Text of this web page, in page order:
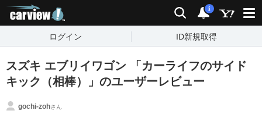
検索 通知
i
ログイン ID新規取得
スズキ エブリイワゴン 「カーライフのサイド
キック（相棒）」のユーザーレビュー
gochi-zohさん